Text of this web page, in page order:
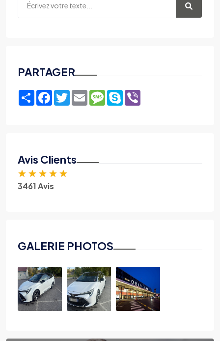
PARTAGER
ShareFacebook
TwitterEmailMessage
Skype
Avis Clients
★ ★ ★ ★ ★
3461 Avis
GALERIE PHOTOS